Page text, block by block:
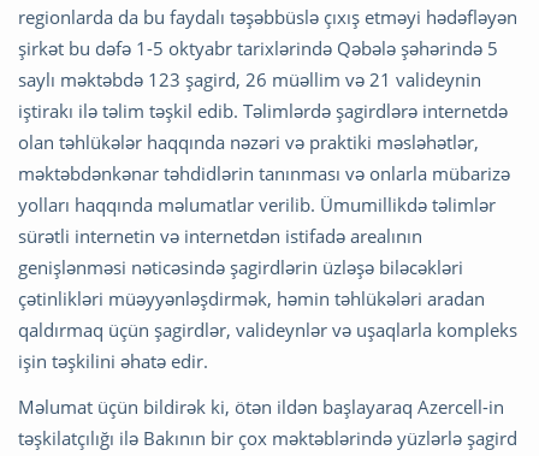
regionlarda da bu faydalı təşəbbüslə çıxış etməyi hədəfləyən
şirkət bu dəfə 1-5 oktyabr tarixlərində Qəbələ şəhərində 5
saylı məktəbdə 123 şagird, 26 müəllim və 21 valideynin
iştirakı ilə təlim təşkil edib. Təlimlərdə şagirdlərə internetdə
olan təhlükələr haqqında nəzəri və praktiki məsləhətlər,
məktəbdənkənar təhdidlərin tanınması və onlarla mübarizə
yolları haqqında məlumatlar verilib. Ümumillikdə təlimlər
sürətli internetin və internetdən istifadə arealının
genişlənməsi nəticəsində şagirdlərin üzləşə biləcəkləri
çətinlikləri müəyyənləşdirmək, həmin təhlükələri aradan
qaldırmaq üçün şagirdlər, valideynlər və uşaqlarla kompleks
işin təşkilini əhatə edir.
Məlumat üçün bildirək ki, ötən ildən başlayaraq Azercell-in
təşkilatçılığı ilə Bakının bir çox məktəblərində yüzlərlə şagird